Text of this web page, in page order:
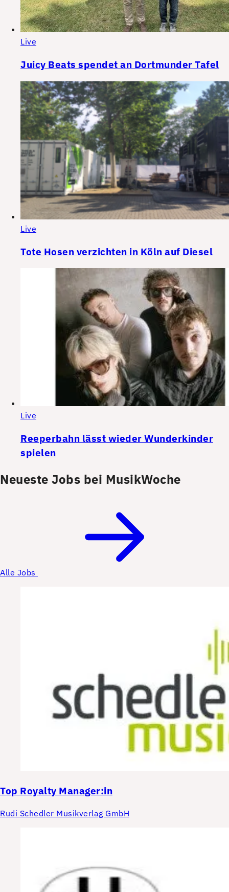
Live
Juicy Beats spendet an Dortmunder Tafel
Live
Tote Hosen verzichten in Köln auf Diesel
Live
Reeperbahn lässt wieder Wunderkinder
spielen
Neueste Jobs bei MusikWoche
Alle Jobs
Top Royalty Manager:in
Rudi Schedler Musikverlag GmbH